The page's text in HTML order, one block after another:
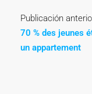
Publicación
70 % des jeunes
un appartement